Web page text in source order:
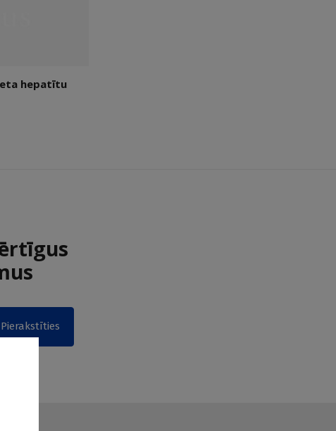
hepatītu
Pierakstīties